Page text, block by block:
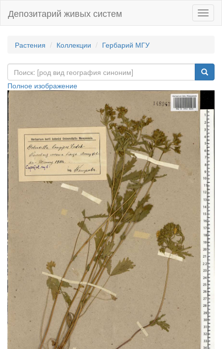
Депозитарий живых систем
Растения Коллекции Гербарий МГУ
Полное изображение